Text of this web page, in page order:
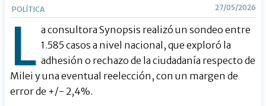
POLÍTICA 27/05/2026
L a consultora Synopsis realizó un sondeo entre
1.585 casos a nivel nacional, que exploró la
adhesión o rechazo de la ciudadanía respecto de
Milei y una eventual reelección, con un margen de
error de +/- 2,4%.